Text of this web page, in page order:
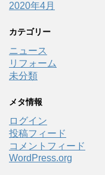
2020年4月
カテゴリー
ニュース
リフォーム
未分類
メタ情報
ログイン
投稿フィード
コメントフィード
WordPress.org